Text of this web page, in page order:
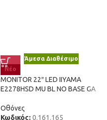
Άμεσα Διαθέσιμο
Νέο
MONITOR 22″ LED IIYAMA
E2278HSD MU BL NO BASE GA
Οθόνες
Κωδικός: 0.161.165